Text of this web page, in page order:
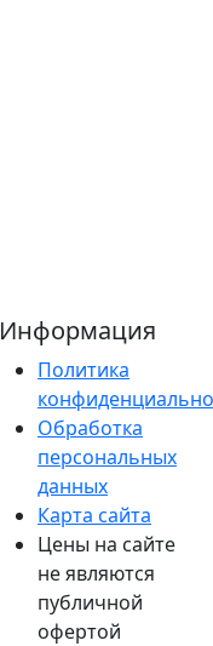
Информация
Политика
Обработка
персональных
данных
Карта сайта
Цены на сайте
не являются
публичной
офертой